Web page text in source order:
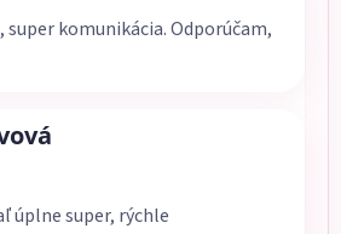
super komunikácia. Odporúčam,
je 5 z 5 hviezdičiek.
úplne super, rýchle